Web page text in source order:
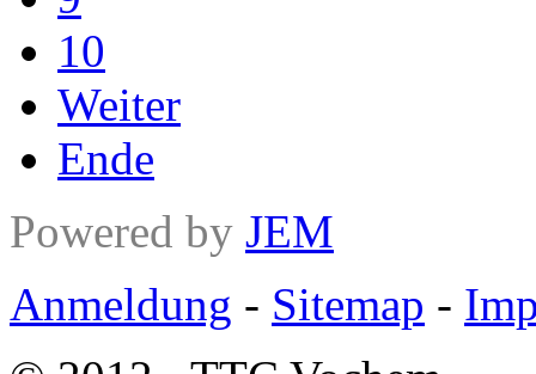
10
Weiter
Ende
Powered by JEM
Anmeldung - Sitemap -